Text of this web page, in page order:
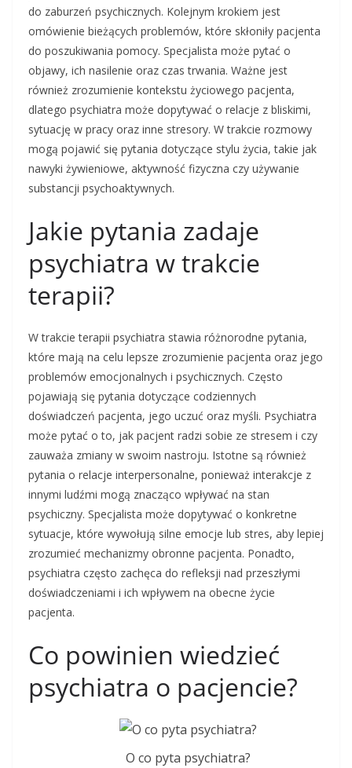
do zaburzeń psychicznych. Kolejnym krokiem jest
omówienie bieżących problemów, które skłoniły pacjenta
do poszukiwania pomocy. Specjalista może pytać o
objawy, ich nasilenie oraz czas trwania. Ważne jest
również zrozumienie kontekstu życiowego pacjenta,
dlatego psychiatra może dopytywać o relacje z bliskimi,
sytuację w pracy oraz inne stresory. W trakcie rozmowy
mogą pojawić się pytania dotyczące stylu życia, takie jak
nawyki żywieniowe, aktywność fizyczna czy używanie
substancji psychoaktywnych.
Jakie pytania zadaje
psychiatra w trakcie
terapii?
W trakcie terapii psychiatra stawia różnorodne pytania,
które mają na celu lepsze zrozumienie pacjenta oraz jego
problemów emocjonalnych i psychicznych. Często
pojawiają się pytania dotyczące codziennych
doświadczeń pacjenta, jego uczuć oraz myśli. Psychiatra
może pytać o to, jak pacjent radzi sobie ze stresem i czy
zauważa zmiany w swoim nastroju. Istotne są również
pytania o relacje interpersonalne, ponieważ interakcje z
innymi ludźmi mogą znacząco wpływać na stan
psychiczny. Specjalista może dopytywać o konkretne
sytuacje, które wywołują silne emocje lub stres, aby lepiej
zrozumieć mechanizmy obronne pacjenta. Ponadto,
psychiatra często zachęca do refleksji nad przeszłymi
doświadczeniami i ich wpływem na obecne życie
pacjenta.
Co powinien wiedzieć
psychiatra o pacjencie?
O co pyta psychiatra?